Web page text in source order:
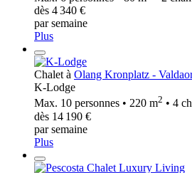
dès 4 340 €
par semaine
Plus
Chalet à Olang Kronplatz -
K-Lodge
Max. 10 personnes • 220 m2 • 4
dès 14 190 €
par semaine
Plus